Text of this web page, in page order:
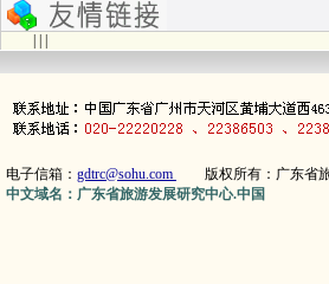
电子信箱： gdtrc@sohu.com 版权所有：广东省旅
中文域名：广东省旅游发展研究中心.中国